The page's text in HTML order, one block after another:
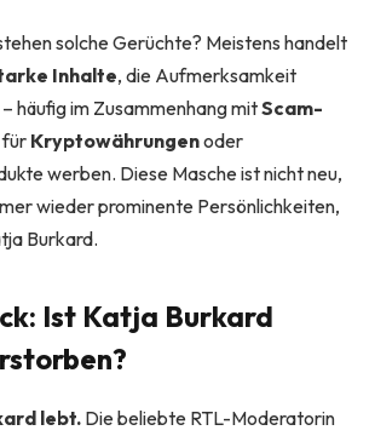
solche Gerüchte? Meistens handelt
Inhalte, die Aufmerksamkeit
häufig im Zusammenhang mitScam-
fürKryptowährungenoder
werben. Diese Masche ist nicht neu,
wieder prominente Persönlichkeiten,
Burkard.
Ist Katja Burkard
lebt. Die beliebte RTL-Moderatorin